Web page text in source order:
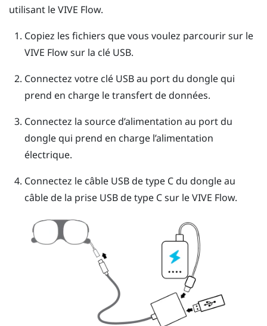
utilisant leVIVE Flow.
Copiez les fichiers que vous voulez parcourir sur le
VIVE Flowsur la clé USB.
Connectez votre clé USB au port du dongle qui
prend en charge le transfert de données.
Connectez la source d’alimentation au port du
dongle qui prend en charge l’alimentation
électrique.
Connectez le câble USB de type Cdu dongle au
câble de la prise USB de type Csur leVIVE Flow.